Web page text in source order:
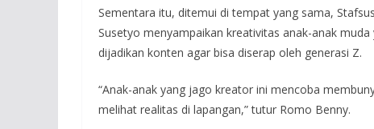
Sementara itu, ditemui di tempat yang sama,
Susetyo menyampaikan kreativitas anak-anak
dijadikan konten agar bisa diserap oleh generasi Z.
“Anak-anak yang jago kreator ini mencoba
melihat realitas di lapangan,” tutur Romo Benny.